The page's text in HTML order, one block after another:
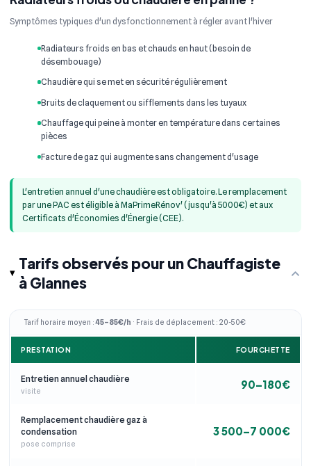
Symptômes typiques d'un dysfonctionnement à régler avant l'hiver
Radiateurs froids en bas et chauds en haut (besoin de
désembouage)
Chaudière qui se met en sécurité régulièrement
Bruits de claquement ou sifflements dans les tuyaux
Chauffage qui peine à monter en température dans certaines
pièces
Facture de gaz qui augmente sans changement d'usage
L'entretien annuel d'une chaudière est obligatoire. Le remplacement
par une PAC est éligible à MaPrimeRénov' (jusqu'à 5000€) et aux
Certificats d'Économies d'Énergie (CEE).
Tarifs observés pour un Chauffagiste
à Glannes
Tarif horaire moyen :45–85€/h · Frais de déplacement : 20-50€
PRESTATION FOURCHETTE
Entretien annuel chaudière
visite 90–180€
Remplacement chaudière gaz à
condensation
pose comprise
3 500–7 000€